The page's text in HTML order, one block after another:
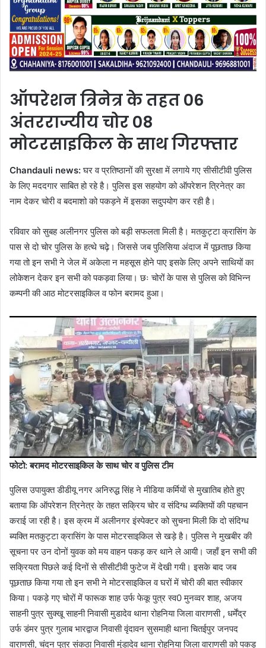
ऑपरेशन त्रिनेत्र के तहत 06
अंतरराज्यीय चोर 08
मोटरसाइकिल के साथ गिरफ्तार
Chandauli news:घर व प्रतिष्ठानों की सुरक्षा में लगाये गए सीसीटीवी पुलिस
के लिए मददगार साबित हो रहे है। पुलिस इस सहयोग को ऑपरेशन त्रिनेत्र का
नाम देकर चोरी व बदमाशो को पकड़ने में इसका सदुपयोग कर रही है।
रविवार को सुबह अलीनगर पुलिस को बड़ी सफलता मिली है। मतकुट्टा क्रासिंग के
पास से दो चोर पुलिस के हत्थे चढ़े। जिससे जब पुलिसिया अंदाज में पूछताछ किया
गया तो इन सभी ने जेल में अकेला न महसूस होने पाए इसके लिए अपने साथियों का
लोकेशन देकर इन सभी को पकड़वा लिया। छः चोरों के पास से पुलिस को विभिन्न
कम्पनी की आठ मोटरसाइकिल व फोन बरामद हुआ।
फोटो: बरामद मोटरसाइकिल के साथ चोर व पुलिस टीम
पुलिस उपायुक्त डीडीयू नगर अनिरुद्ध सिंह ने मीडिया कर्मियों से मुखातिब होते हुए
बताया कि ऑपरेशन त्रिनेत्र के तहत सक्रिय चोर व संदिग्ध ब्यक्तियों की पहचान
कराई जा रही है। इस क्रम में अलीनगर इंस्पेक्टर को सुचना मिली कि दो संदिग्ध
ब्यक्ति मतकुट्टा क्रासिंग के पास मोटरसाइकिल से खड़े है। पुलिस ने मुखबीर की
सूचना पर उन दोनों युवक को मय वाहन पकड़ कर थाने ले आयी। जहाँ इन सभी की
सक्रियता पिछले कई दिनों से सीसीटीवी फुटेज में देखी गयी। इसके बाद जब
पूछताछ किया गया तो इन सभी ने मोटरसाइकिल व घरों में चोरी की बात स्वीकार
किया। पकड़े गए चोरों में फारूक शाह उर्फ फेकू पुत्र स्व0 मुनव्वर शाह, अजय
साहनी पुत्र सुक्खू साहनी निवासी मुडादेव थाना रोहनिया जिला वाराणसी , धर्मेंद्र
उर्फ डंमर पुत्र गुलाब भारद्वाज निवासी वृंदावन सुसमाही थाना चितईपुर जनपद
वाराणसी, चंदन पुत्र संकठा निवासी मुंडादेव थाना रोहनिया जिला वाराणसी को पकड़